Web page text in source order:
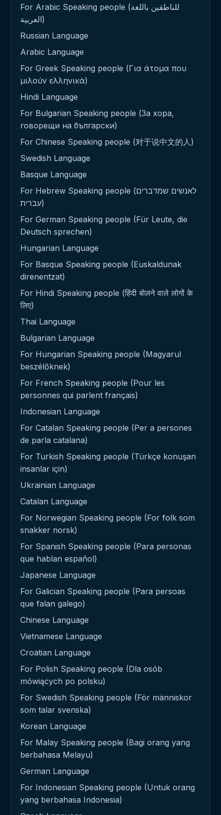
For Arabic Speaking people (للناطقين باللغة
العربية)
Russian Language
Arabic Language
For Greek Speaking people (Για άτομα που
μιλούν ελληνικά)
Hindi Language
For Bulgarian Speaking people (За хора,
говорещи на български)
For Chinese Speaking people (对于说中文的人)
Swedish Language
Basque Language
For Hebrew Speaking people (לאנשים שמדברים
עברית)
For German Speaking people (Für Leute, die
Deutsch sprechen)
Hungarian Language
For Basque Speaking people (Euskaldunak
direnentzat)
For Hindi Speaking people (हिंदी बोलने वाले लोगों के
लिए)
Thai Language
Bulgarian Language
For Hungarian Speaking people (Magyarul
beszélőknek)
For French Speaking people (Pour les
personnes qui parlent français)
Indonesian Language
For Catalan Speaking people (Per a persones
de parla catalana)
For Turkish Speaking people (Türkçe konuşan
insanlar için)
Ukrainian Language
Catalan Language
For Norwegian Speaking people (For folk som
snakker norsk)
For Spanish Speaking people (Para personas
que hablan español)
Japanese Language
For Galician Speaking people (Para persoas
que falan galego)
Chinese Language
Vietnamese Language
Croatian Language
For Polish Speaking people (Dla osób
mówiących po polsku)
For Swedish Speaking people (För människor
som talar svenska)
Korean Language
For Malay Speaking people (Bagi orang yang
berbahasa Melayu)
German Language
For Indonesian Speaking people (Untuk orang
yang berbahasa Indonesia)